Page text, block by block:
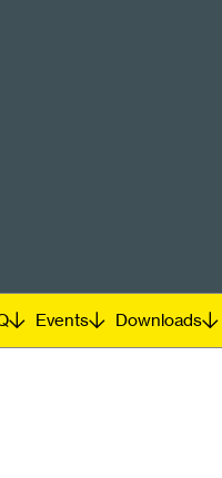
Events Downloads